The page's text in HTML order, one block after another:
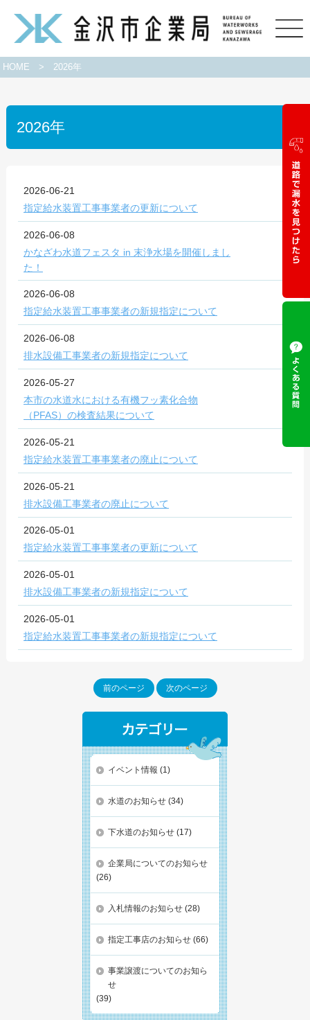
HOME > 2026年
2026年
2026-06-21
指定給水装置工事事業者の更新について
2026-06-08
かなざわ水道フェスタ in 末浄水場を開催しまし
た！
2026-06-08
指定給水装置工事事業者の新規指定について
2026-06-08
排水設備工事業者の新規指定について
2026-05-27
本市の水道水における有機フッ素化合物
（PFAS）の検査結果について
2026-05-21
指定給水装置工事事業者の廃止について
2026-05-21
排水設備工事業者の廃止について
2026-05-01
指定給水装置工事事業者の更新について
2026-05-01
排水設備工事業者の新規指定について
2026-05-01
指定給水装置工事事業者の新規指定について
前のページ 次のページ
イベント情報 (1)
水道のお知らせ (34)
下水道のお知らせ (17)
企業局についてのお知らせ
(26)
入札情報のお知らせ (28)
指定工事店のお知らせ (66)
事業譲渡についてのお知ら
せ
(39)